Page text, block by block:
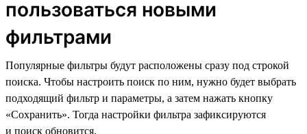
пользоваться новыми
фильтрами
Популярные фильтры будут расположены сразу под строкой
поиска. Чтобы настроить поиск по ним, нужно будет выбрать
подходящий фильтр и параметры, а затем нажать кнопку
«Сохранить». Тогда настройки фильтра зафиксируются
и поиск обновится.